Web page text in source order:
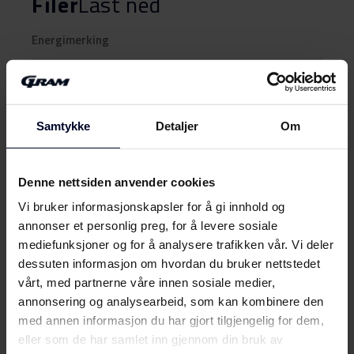
Samtykke Detaljer Om
Denne nettsiden anvender cookies
Vi bruker informasjonskapsler for å gi innhold og
annonser et personlig preg, for å levere sosiale
mediefunksjoner og for å analysere trafikken vår. Vi deler
dessuten informasjon om hvordan du bruker nettstedet
vårt, med partnerne våre innen sosiale medier,
annonsering og analysearbeid, som kan kombinere den
med annen informasjon du har gjort tilgjengelig for dem,
eller som de har samlet inn gjennom din bruk av
Energimerking
Last ned
Produktdatablad
Produktkort
Brukerveiledning
Brukermanual
(DK,EN,FI,NO,SV)
Last ned
Monteringsveiledning
Vis mer
MøtGram